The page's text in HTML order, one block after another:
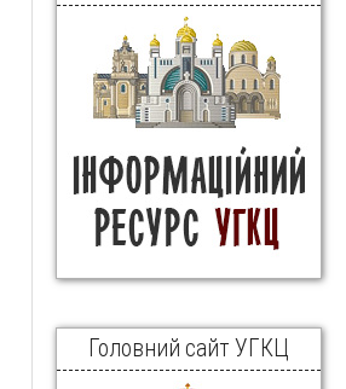
Головний сайт УГКЦ